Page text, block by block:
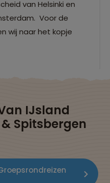
andere Stand-up
op het schip
geldt, wie het eerst
van Helsinki en
Voor de
wij naar het kopje
IJsland
Spitsbergen